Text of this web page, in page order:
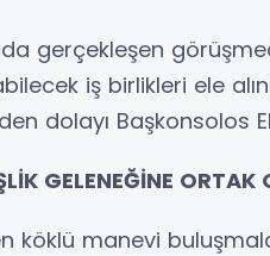
gerçekleşen
iş birlikleri ele
dolayı Başkonsolos
GELENEĞİNE ORTAK
köklü manevi